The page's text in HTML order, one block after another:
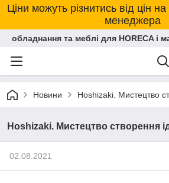
Ціни можуть різнитись від цін
менеджера
обладнання та меблі для HORECA і
Новини Hoshizaki. Мистецтво
Hoshizaki. Мистецтво створення
02.08.2021